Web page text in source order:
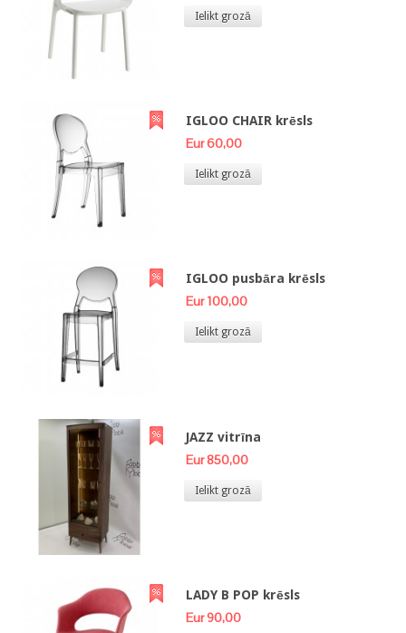
Ielikt grozā
IGLOO CHAIR krēsls
Eur 60,00
Ielikt grozā
IGLOO pusbāra krēsls
Eur 100,00
Ielikt grozā
JAZZ vitrīna
Eur 850,00
Ielikt grozā
LADY B POP krēsls
Eur 90,00